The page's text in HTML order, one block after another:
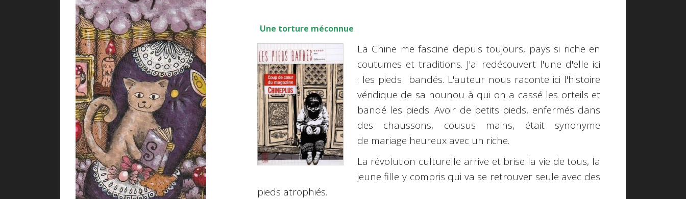
Une torture méconnue
La Chine me fascine depuis toujours, pays si riche en
coutumes et traditions. J'ai redécouvert l'une d'elle ici
: les pieds bandés. L'auteur nous raconte ici l'histoire
véridique de sa nounou à qui on a cassé les orteils et
bandé les pieds. Avoir de petits pieds, enfermés dans
des chaussons, cousus mains, était synonyme
de mariage heureux avec un riche.
La révolution culturelle arrive et brise la vie de tous, la
jeune fille y compris qui va se retrouver seule avec des
pieds atrophiés.